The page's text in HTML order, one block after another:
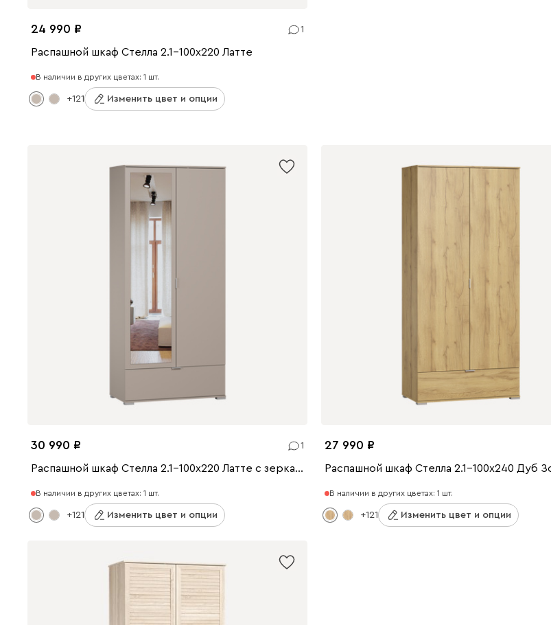
24 990 1
Распашной шкаф Стелла 2.1-100x220 Латте
В наличии в других цветах: 1 шт.
+121 Изменить цвет и опции
30 990 1
Распашной шкаф Стелла 2.1-100x220 Латте с зеркалом
В наличии в других цветах: 1 шт.
+121 Изменить цвет и опции
27 990
В наличии в других цветах: 1 шт.
+121 Изменить цвет и опции